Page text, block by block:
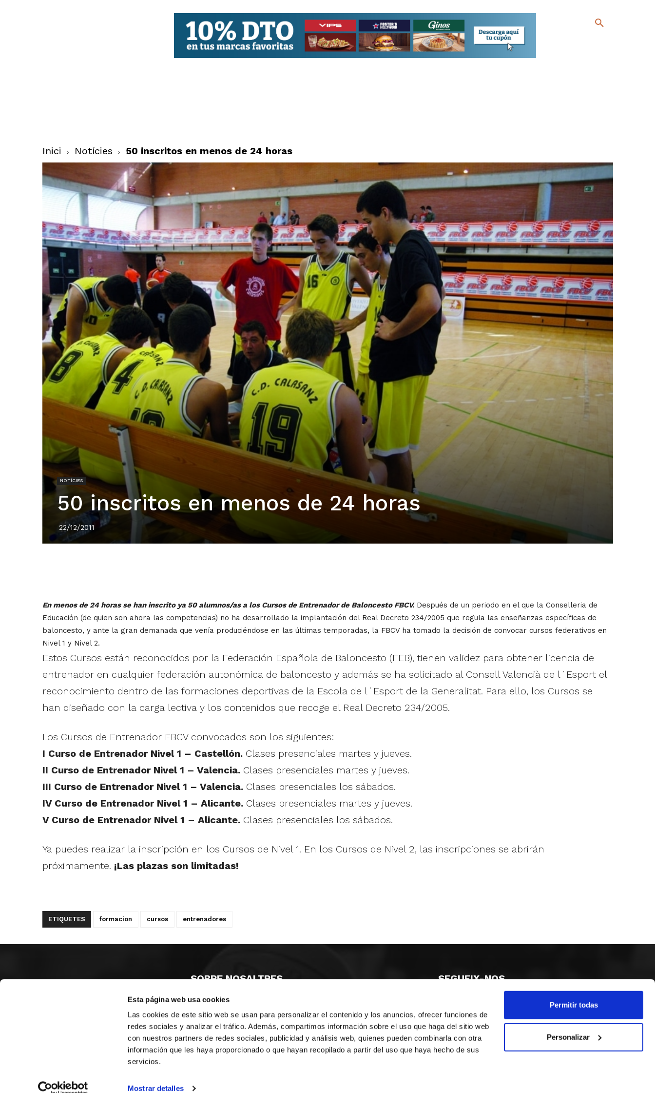
Esta página web usa cookies
Las cookies de este sitio web se usan para personalizar el contenido y los anuncios, ofrecer funciones de
redes sociales y analizar el tráfico. Además, compartimos información sobre el uso que haga del sitio web
con nuestros partners de redes sociales, publicidad y análisis web, quienes pueden combinarla con otra
información que les haya proporcionado o que hayan recopilado a partir del uso que haya hecho de sus
servicios.
Mostrar detalles
Permitir todas
Personalizar
Inici Notícies 50 inscritos en menos de 24 horas
NOTÍCIES
50 inscritos en menos de 24 horas
22/12/2011
En menos de 24 horas se han inscrito ya 50 alumnos/as a los Cursos de Entrenador de Baloncesto FBCV.Después de un periodo en el que la Conselleria de
Educación (de quien son ahora las competencias) no ha desarrollado la implantación del Real Decreto 234/2005 que regula las enseñanzas específicas de
baloncesto, y ante la gran demanada que venía produciéndose en las últimas temporadas, la FBCV ha tomado la decisión de convocar cursos federativos en
Nivel 1 y Nivel 2.
Estos Cursos están reconocidos por la Federación Española de Baloncesto (FEB), tienen validez para obtener licencia de
entrenador en cualquier federación autonómica de baloncesto y además se ha solicitado al Consell Valencià de l´Esport el
reconocimiento dentro de las formaciones deportivas de la Escola de l´Esport de la Generalitat. Para ello, los Cursos se
han diseñado con la carga lectiva y los contenidos que recoge el Real Decreto 234/2005.
Los Cursos de Entrenador FBCV convocados son los siguientes:
I Curso de Entrenador Nivel 1 – Castellón.Clases presenciales martes y jueves.
II Curso de Entrenador Nivel 1 – Valencia.Clases presenciales martes y jueves.
III Curso de Entrenador Nivel 1 – Valencia. Clases presenciales los sábados.
IV Curso de Entrenador Nivel 1 – Alicante. Clases presenciales martes y jueves.
V Curso de Entrenador Nivel 1 – Alicante.Clases presenciales los sábados.
Ya puedes realizar la inscripción en los Cursos de Nivel 1. En los Cursos de Nivel 2, las inscripciones se abrirán
próximamente. ¡Las plazas son limitadas!
ETIQUETES formacion cursos entrenadores
SOBRE NOSALTRES
CASTELLÓ
VALÈNCIA
MONESTIR DE POBLET 14 1ª 3º
ALACANT
CIUDAD DE MATANZAS 12
fbcv@fbcv.es
SEGUEIX-NOS
© FEDERACIÓN BALONCESTO COMUNIDAD VALENCIANA